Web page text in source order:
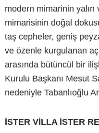
modern mimarinin
mimarisinin doğal
taş cepheler, geniş
ve özenle kurgulanan
arasında bütüncül bir
Kurulu Başkanı Mesut
nedeniyle Tabanlıoğlu
İSTER VİLLA İSTER